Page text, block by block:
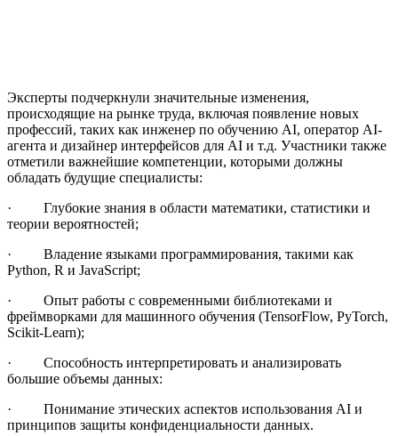
Эксперты подчеркнули значительные изменения,
происходящие на рынке труда, включая появление новых
профессий, таких как инженер по обучению AI, оператор AI-
агента и дизайнер интерфейсов для AI и т.д. Участники также
отметили важнейшие компетенции, которыми должны
обладать будущие специалисты:
· Глубокие знания в области математики, статистики и
теории вероятностей;
· Владение языками программирования, такими как
Python, R и JavaScript;
· Опыт работы с современными библиотеками и
фреймворками для машинного обучения (TensorFlow, PyTorch,
Scikit-Learn);
· Способность интерпретировать и анализировать
большие объемы данных:
· Понимание этических аспектов использования AI и
принципов защиты конфиденциальности данных.